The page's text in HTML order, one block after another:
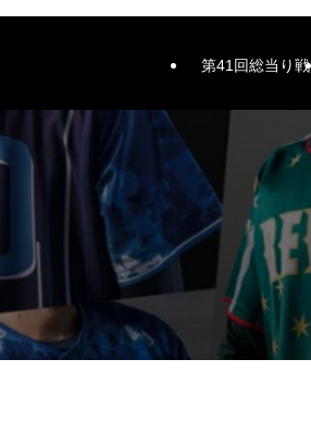
第41回総当り戦